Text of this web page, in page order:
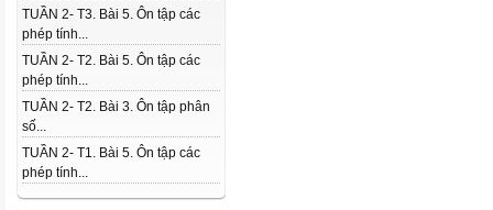
TUẦN 2- T3. Bài 5. Ôn tập các
phép tính...
TUẦN 2- T2. Bài 5. Ôn tập các
phép tính...
TUẦN 2- T2. Bài 3. Ôn tập phân
số...
TUẦN 2- T1. Bài 5. Ôn tập các
phép tính...